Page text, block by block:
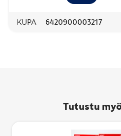
KUPA 6420900003217
Tutustu